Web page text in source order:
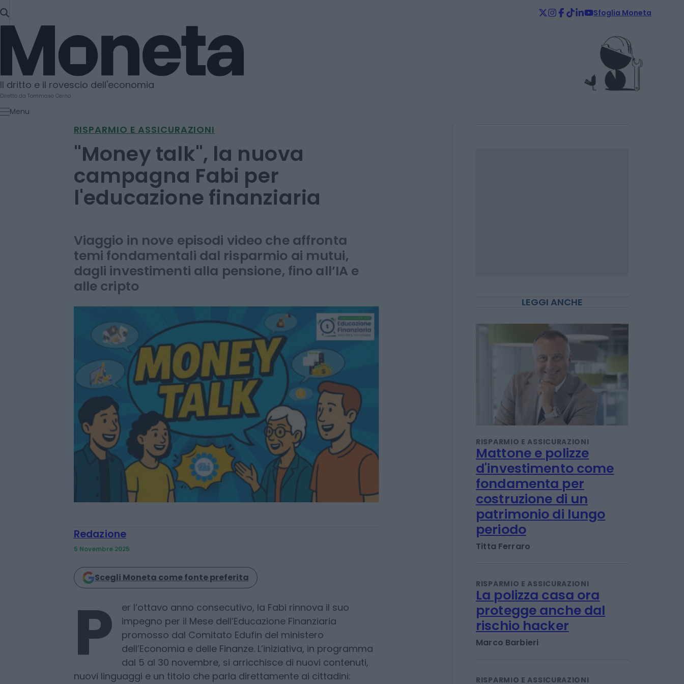
SKIP
TO
CONTENT
Sfoglia Moneta
Moneta
Il dritto e il rovescio dell'economia
Diretto da Tommaso Cerno
Menu
RISPARMIO E ASSICURAZIONI
"Money talk", la nuova
l'educazione finanziaria
Viaggio in nove episodi video che affronta
temi fondamentali dal risparmio ai mutui,
dagli investimenti alla pensione, fino all’IA e
alle cripto
Redazione
Scegli Moneta come fonte preferita
er l’ottavo anno consecutivo, la Fabi rinnova il suo
impegno per il Mese dell’Educazione Finanziaria
promosso dal Comitato Edufin del ministero
LEGGI ANCHE
RISPARMIO E ASSICURAZIONI
Mattone e polizze
d'investimento come
fondamenta per
costruzione di un
Titta Ferraro
RISPARMIO E ASSICURAZIONI
La polizza casa ora